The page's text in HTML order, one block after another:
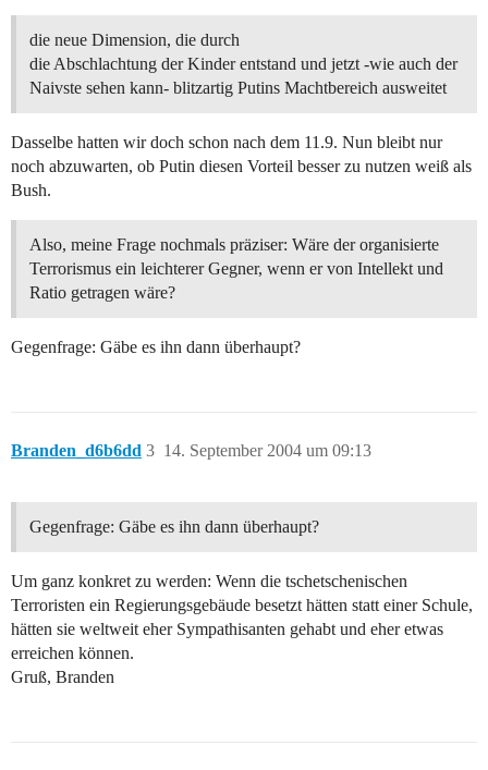
die neue Dimension, die durch
die Abschlachtung der Kinder entstand und jetzt -wie auch der
Naivste sehen kann- blitzartig Putins Machtbereich ausweitet
Dasselbe hatten wir doch schon nach dem 11.9. Nun bleibt nur
noch abzuwarten, ob Putin diesen Vorteil besser zu nutzen weiß als
Bush.
Also, meine Frage nochmals präziser: Wäre der organisierte
Terrorismus ein leichterer Gegner, wenn er von Intellekt und
Ratio getragen wäre?
Gegenfrage: Gäbe es ihn dann überhaupt?
Branden_d6b6dd 14. September 2004 um 09:13
3
Gegenfrage: Gäbe es ihn dann überhaupt?
Um ganz konkret zu werden: Wenn die tschetschenischen
Terroristen ein Regierungsgebäude besetzt hätten statt einer Schule,
hätten sie weltweit eher Sympathisanten gehabt und eher etwas
erreichen können.
Gruß, Branden